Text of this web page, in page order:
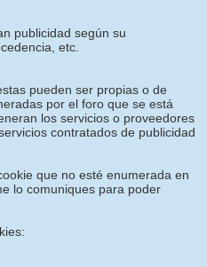
publicidad según su
etc.
pueden ser propias o de
por el foro que se está
los servicios o proveedores
contratados de publicidad
que no esté enumerada en
lo comuniques para poder